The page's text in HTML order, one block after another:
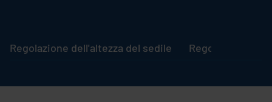
Regolazione dell'altezza del sedile Regolazione